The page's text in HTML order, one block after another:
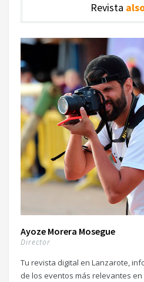
Revista
Ayoze Morera Mosegue
Director
Tu revista digital en Lanzarote,
de los eventos más relevantes en